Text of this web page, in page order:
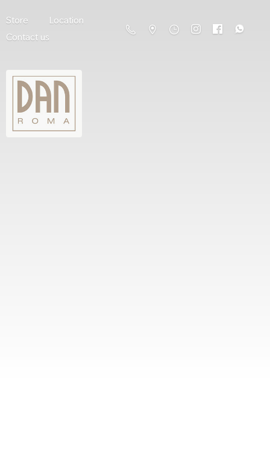
Store
Location
Contact us